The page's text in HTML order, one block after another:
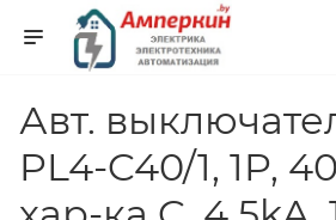
Авт.
PL4-C40/1, 1P,